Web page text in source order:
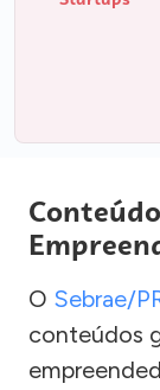
O Sebrae/
conteúdos